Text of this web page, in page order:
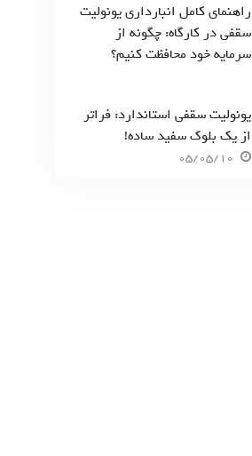
راهنمای کامل انبارداری یونولیت
سقفی در کارگاه: چگونه از
سرمایه خود محافظت کنیم؟
یونولیت سقفی استاندارد: فراتر
از یک بلوک سفید ساده!
05/05/10